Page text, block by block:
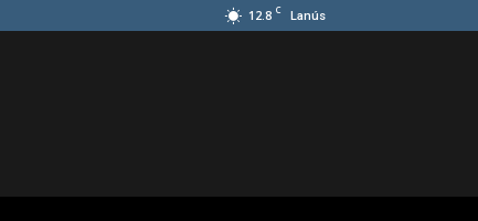
12.8 C Lanús